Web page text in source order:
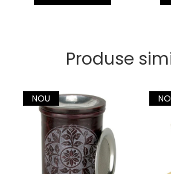
Produse
NOU